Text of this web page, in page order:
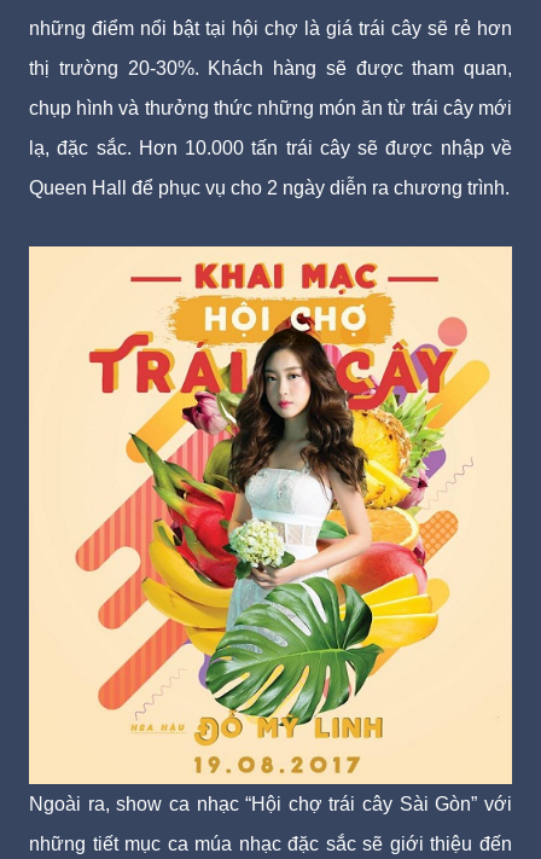
những điểm nổi bật tại hội chợ là giá trái cây sẽ rẻ hơn
thị trường 20-30%. Khách hàng sẽ được tham quan,
chụp hình và thưởng thức những món ăn từ trái cây mới
lạ, đặc sắc. Hơn 10.000 tấn trái cây sẽ được nhập về
Queen Hall để phục vụ cho 2 ngày diễn ra chương trình.
Ngoài ra, show ca nhạc “Hội chợ trái cây Sài Gòn” với
những tiết mục ca múa nhạc đặc sắc sẽ giới thiệu đến